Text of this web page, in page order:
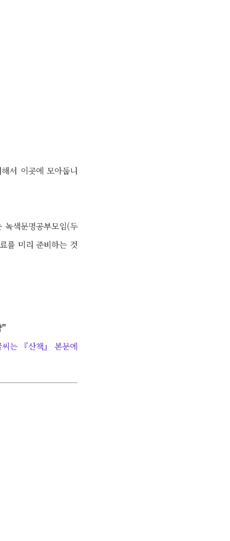
서 이곳에 모아둡니
색문명공부모임(두
를 미리 준비하는 것
"
는 『산책』 본문에